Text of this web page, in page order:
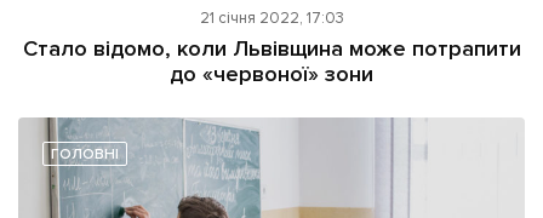
21 січня 2022, 17:03
Стало відомо, коли Львівщина може потрапити
до «червоної» зони
ГОЛОВНІ